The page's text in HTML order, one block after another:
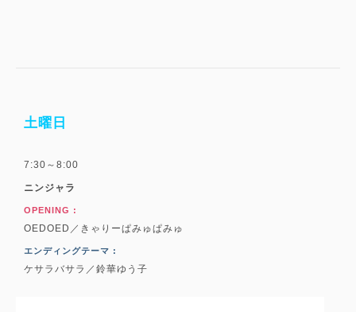
土曜日
7:30～8:00
ニンジャラ
OPENING :
OEDOED／きゃりーぱみゅぱみゅ
エンディングテーマ :
ケサラバサラ／鈴華ゆう子